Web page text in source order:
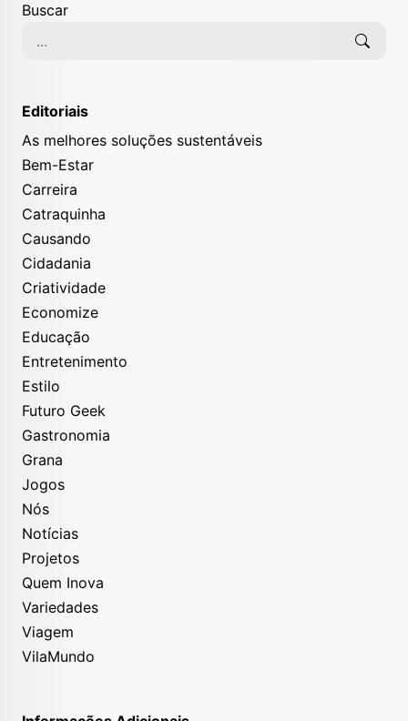
Buscar
Editoriais
As melhores soluções sustentáveis
Bem-Estar
Carreira
Catraquinha
Causando
Cidadania
Criatividade
Economize
Educação
Entretenimento
Estilo
Futuro Geek
Gastronomia
Grana
Jogos
Nós
Notícias
Projetos
Quem Inova
Variedades
Viagem
VilaMundo